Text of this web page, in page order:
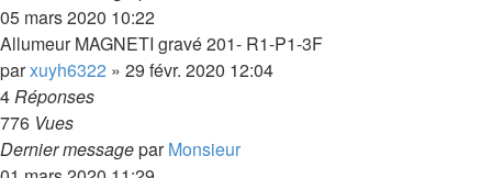
05 mars 2020 10:22
Allumeur MAGNETI gravé 201- R1-P1-3F
parxuyh6322 » 29 févr. 2020 12:04
4Réponses
776 Vues
Dernier messageparMonsieur